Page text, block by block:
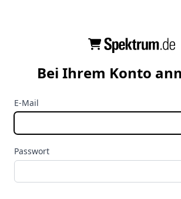
Bei Ihrem Konto
E-Mail
Passwort